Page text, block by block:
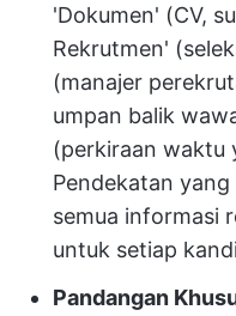
'Dokumen' (CV,
Rekrutmen'
(manajer
umpan balik
(perkiraan waktu
Pendekatan
semua informasi
untuk setiap
Pandangan